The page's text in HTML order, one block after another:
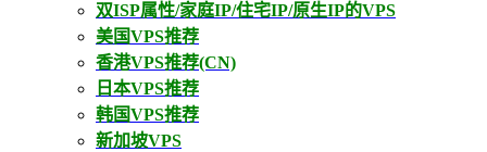
双ISP属性/家庭IP/住宅IP/原生IP的VPS
美国VPS推荐
香港VPS推荐(CN)
日本VPS推荐
韩国VPS推荐
新加坡VPS